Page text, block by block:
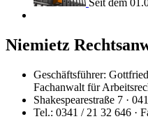
Seit dem
Niemietz
Geschäftsführer:
Fachanwalt für
Shakespearestraße 7 ·
Tel.: 0341 / 21 32 646 ·